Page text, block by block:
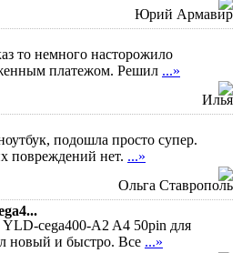
Юрий Армавир
то немного насторожило
платежом. Решил ...»
Илья
подошла просто супер.
повреждений нет. ...»
Ольга Ставрополь
cega400-A2 A4 50pin для
новый и быстро. Все ...»